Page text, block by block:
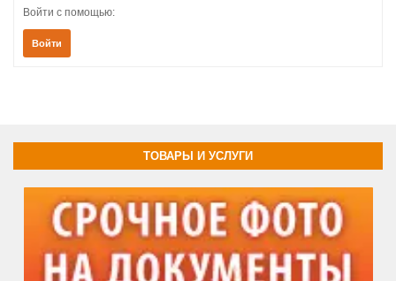
Войти с помощью:
Войти
ТОВАРЫ И УСЛУГИ